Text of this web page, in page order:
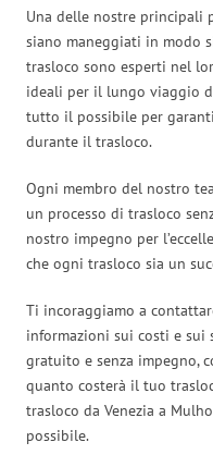
Una delle nostre principali
siano maneggiati in modo
trasloco sono esperti nel
ideali per il lungo viaggio
tutto il possibile per
durante il trasloco.
Ogni membro del nostro
un processo di trasloco
nostro impegno per
che ogni trasloco sia un
Ti incoraggiamo a
informazioni sui costi e sui
gratuito e senza impegno,
quanto costerà il tuo
trasloco da Venezia a
possibile.